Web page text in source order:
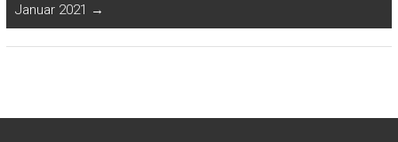
Januar 2021
→